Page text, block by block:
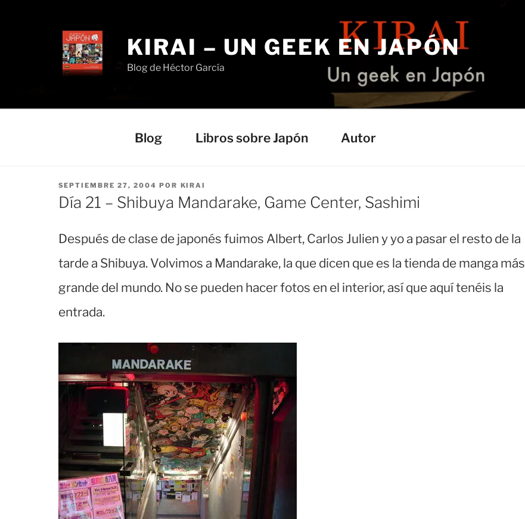
KIRAI – UN GEEK EN JAPÓN
Blog de Héctor García
Blog Libros sobre Japón Autor
PUBLICADO
EL
SEPTIEMBRE 27, 2004 POR KIRAI
Día 21 – Shibuya Mandarake, Game Center, Sashimi
Después de clase de japonés fuimos Albert, Carlos Julien y yo a pasar el resto de la
tarde a Shibuya. Volvimos a Mandarake, la que dicen que es la tienda de manga más
grande del mundo. No se pueden hacer fotos en el interior, así que aquí tenéis la
entrada.